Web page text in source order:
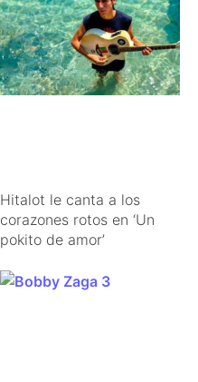
Hitalot le canta a los
corazones rotos en ‘Un
pokito de amor’